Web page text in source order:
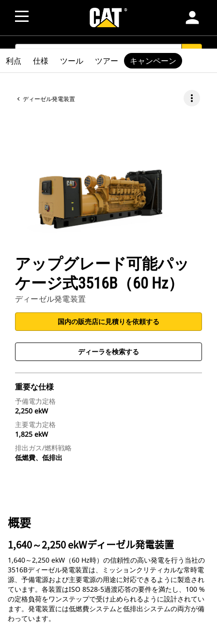
person
SEARCH
ディーゼル発電装置 more_vert
アップグレード可能パッ
ケージ式3516B（60 Hz）
ディーゼル発電装置
国内の販売店に見積りを依頼する
ディーラを検索する
重要な仕様
予備電力定格
2,250 ekW
主要電力定格
1,825 ekW
排出ガス/燃料戦略
低燃費、低排出
利点 仕様 ツール ツアー キャンペーン
概要
1,640～2,250 ekWディーゼル発電装置
1,640～2,250 ekW（60 Hz時）の信頼性の高い発電を行う当社の
3516Bディーゼル発電装置は、ミッションクリティカルな常時電
源、予備電源および主要電源の用途に対応できるように製造され
ています。各装置はISO 8528-5過渡応答の要件を満たし、100 %
の定格負荷をワンステップで受け止められるように設計されてい
ます。発電装置には低燃費システムと低排出システムの両方が備
わっています。